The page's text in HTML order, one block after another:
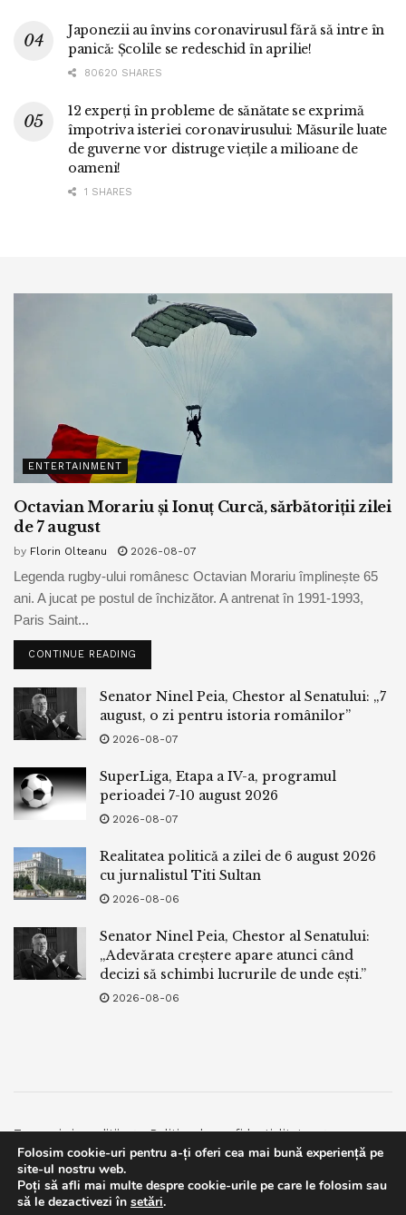
Japonezii au învins coronavirusul fără să intre în
panică: Școlile se redeschid în aprilie!
80620 SHARES
12 experți în probleme de sănătate se exprimă
împotriva isteriei coronavirusului: Măsurile luate
de guverne vor distruge viețile a milioane de
oameni!
1 SHARES
ENTERTAINMENT
Octavian Morariu și Ionuț Curcă, sărbătoriții zilei
de 7 august
by Florin Olteanu 2026-08-07
Legenda rugby-ului românesc Octavian Morariu împlinește 65
ani. A jucat pe postul de închizător. A antrenat în 1991-1993,
Paris Saint...
CONTINUE READING
Senator Ninel Peia, Chestor al Senatului: „7
august, o zi pentru istoria românilor”
2026-08-07
SuperLiga, Etapa a IV-a, programul
perioadei 7-10 august 2026
2026-08-07
Realitatea politică a zilei de 6 august 2026
cu jurnalistul Titi Sultan
2026-08-06
Senator Ninel Peia, Chestor al Senatului:
„Adevărata creștere apare atunci când
decizi să schimbi lucrurile de unde ești.”
2026-08-06
Termeni si conditii
Politica de confidentialitate
Facebook
Contact
© 2019bpnews- Business & Politics Newsbpnews.
Folosim cookie-uri pentru a-ți oferi cea mai bună experiență pe
site-ul nostru web.
Poți să afli mai multe despre cookie-urile pe care le folosim sau
să le dezactivezi în setări.
This website uses GDPR cookies. By continuing to use this